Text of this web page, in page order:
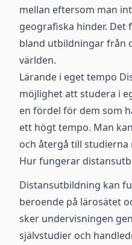
mellan eftersom man
geografiska hinder. Det
bland utbildningar från
världen.
Lärande i eget tempo
möjlighet att studera i
en fördel för dem som
ett högt tempo. Man
och återgå till studierna
Hur fungerar
Distansutbildning kan
beroende på lärosätet
sker undervisningen
självstudier och